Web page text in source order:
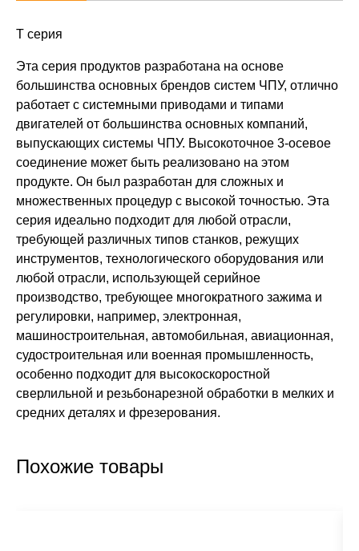
Т серия
Эта серия продуктов разработана на основе
большинства основных брендов систем ЧПУ, отлично
работает с системными приводами и типами
двигателей от большинства основных компаний,
выпускающих системы ЧПУ. Высокоточное 3-осевое
соединение может быть реализовано на этом
продукте. Он был разработан для сложных и
множественных процедур с высокой точностью. Эта
серия идеально подходит для любой отрасли,
требующей различных типов станков, режущих
инструментов, технологического оборудования или
любой отрасли, использующей серийное
производство, требующее многократного зажима и
регулировки, например, электронная,
машиностроительная, автомобильная, авиационная,
судостроительная или военная промышленность,
особенно подходит для высокоскоростной
сверлильной и резьбонарезной обработки в мелких и
средних деталях и фрезерования.
Похожие товары